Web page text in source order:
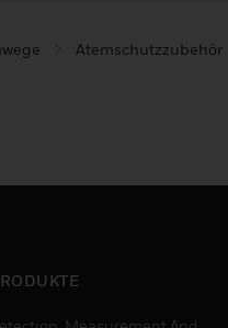
Atemschutzzubehör